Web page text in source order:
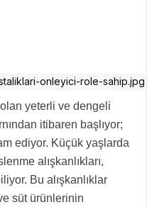
yeterli ve dengeli
itibaren başlıyor;
ediyor. Küçük yaşlarda
alışkanlıkları,
Bu alışkanlıklar
süt ürünlerinin